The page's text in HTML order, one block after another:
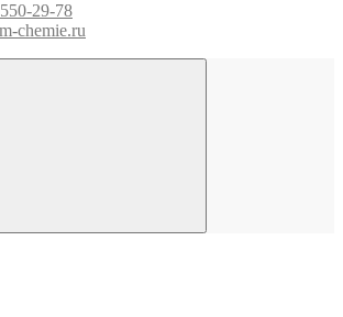
29-78
chemie.ru